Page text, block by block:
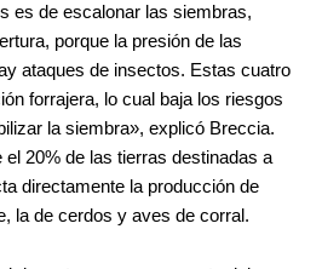
es de escalonar las siembras,
porque la presión de las
ataques de insectos. Estas cuatro
forrajera, lo cual baja los riesgos
la siembra», explicó Breccia.
el 20% de las tierras destinadas a
directamente la producción de
la de cerdos y aves de corral.